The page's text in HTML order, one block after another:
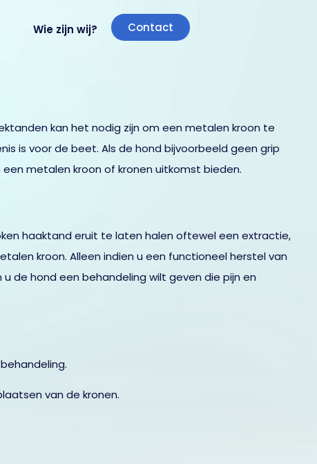
Wie zijn wij? Contact
kan het nodig zijn om een metalen kroon te
is voor de beet. Als de hond bijvoorbeeld geen grip
metalen kroon of kronen uitkomst bieden.
haaktand eruit te laten halen oftewel een extractie,
kroon. Alleen indien u een functioneel herstel van
de hond een behandeling wilt geven die pijn en
van de kronen.